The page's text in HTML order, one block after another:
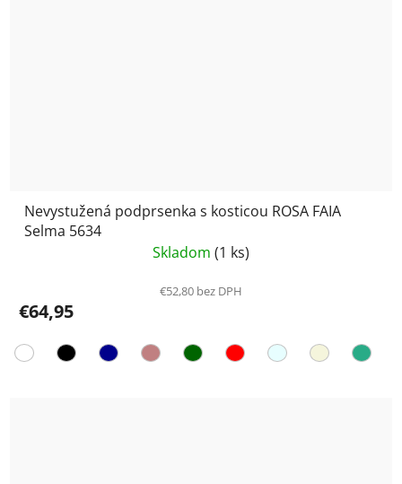
Nevystužená podprsenka s kosticou ROSA FAIA
Selma 5634
Skladom (1 ks)
€52,80 bez DPH
€64,95